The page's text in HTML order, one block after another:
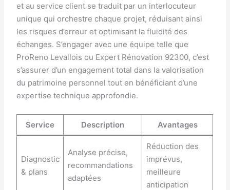
et au service client se traduit par un interlocuteur
unique qui orchestre chaque projet, réduisant ainsi
les risques d’erreur et optimisant la fluidité des
échanges. S’engager avec une équipe telle que
ProReno Levallois ou Expert Rénovation 92300, c’est
s’assurer d’un engagement total dans la valorisation
du patrimoine personnel tout en bénéficiant d’une
expertise technique approfondie.
Service Description Avantages
Diagnostic
& plans
Analyse précise,
recommandations
adaptées
Réduction des
imprévus,
meilleure
anticipation